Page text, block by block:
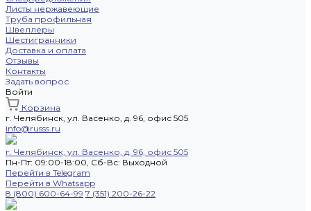
Листы нержавеющие
Труба профильная
Швеллеры
Шестигранники
Доставка и оплата
Отзывы
Контакты
Задать вопрос
Войти
Корзина
г. Челябинск, ул. Васенко, д. 96, офис 505
info@russs.ru
г. Челябинск, ул. Васенко, д. 96, офис 505
Пн-Пт: 09:00-18:00, Cб-Вс: Выходной
Перейти в Telegram
Перейти в Whatsapp
8 (800) 600-64-99 7 (351) 200-26-22